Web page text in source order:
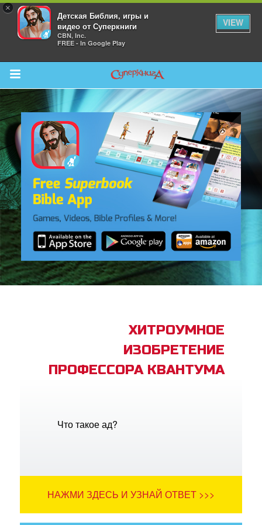
×
Детская Библия, игры и
видео от Суперкниги
CBN, Inc.
FREE - In Google Play
VIEW
Return to Content
Bible App
ХИТРОУМНОЕ
ИЗОБРЕТЕНИЕ
ПРОФЕССОРА КВАНТУМА
Что такое ад?
НАЖМИ ЗДЕСЬ И УЗНАЙ ОТВЕТ >>>